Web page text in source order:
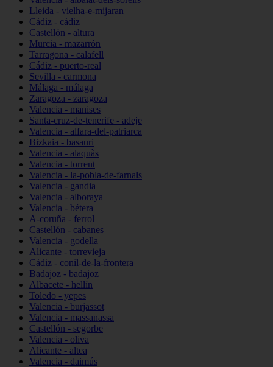
Lleida - vielha-e-mijaran
Cádiz - cádiz
Castellón - altura
Murcia - mazarrón
Tarragona - calafell
Cádiz - puerto-real
Sevilla - carmona
Málaga - málaga
Zaragoza - zaragoza
Valencia - manises
Santa-cruz-de-tenerife - adeje
Valencia - alfara-del-patriarca
Bizkaia - basauri
Valencia - alaquàs
Valencia - torrent
Valencia - la-pobla-de-farnals
Valencia - gandia
Valencia - alboraya
Valencia - bétera
A-coruña - ferrol
Castellón - cabanes
Valencia - godella
Alicante - torrevieja
Cádiz - conil-de-la-frontera
Badajoz - badajoz
Albacete - hellín
Toledo - yepes
Valencia - burjassot
Valencia - massanassa
Castellón - segorbe
Valencia - oliva
Alicante - altea
Valencia - daimús